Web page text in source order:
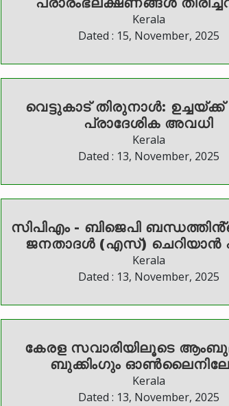
Kerala
Dated : 15, November, 2025
വെട്ടുകാട് തിരുനാൾ:
പ്രാദേശിക അവധി
Kerala
Dated : 13, November, 2025
സിപിഎം - ബിജെപി ബന്ധത്തിൻ്റെ പാലം
ജനതാദൾ (എസ്) ചെറിയാൻ
Kerala
Dated : 13, November, 2025
കേരള സവാരിയിലൂടെ
ബുക്കിംഗും
Kerala
Dated : 13, November, 2025